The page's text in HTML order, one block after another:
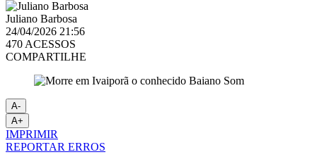
Juliano Barbosa
24/04/2026 21:56
470 ACESSOS
COMPARTILHE
A-
A+
IMPRIMIR
REPORTAR ERROS